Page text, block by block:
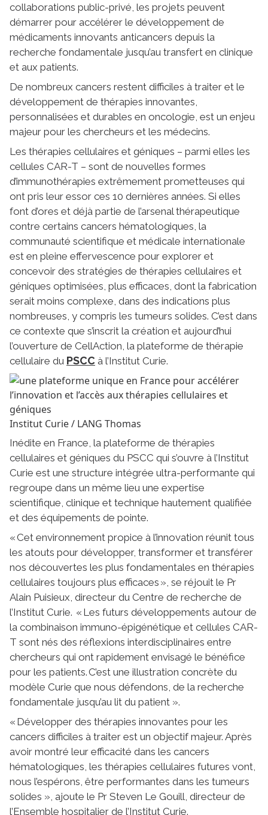
collaborations public-privé, les projets peuvent
démarrer pour accélérer le développement de
médicaments innovants anticancers depuis la
recherche fondamentale jusqu’au transfert en clinique
et aux patients.
De nombreux cancers restent difficiles à traiter et le
développement de thérapies innovantes,
personnalisées et durables en oncologie, est un enjeu
majeur pour les chercheurs et les médecins.
Les thérapies cellulaires et géniques – parmi elles les
cellules CAR-T – sont de nouvelles formes
d’immunothérapies extrêmement prometteuses qui
ont pris leur essor ces 10 dernières années. Si elles
font d’ores et déjà partie de l’arsenal thérapeutique
contre certains cancers hématologiques, la
communauté scientifique et médicale internationale
est en pleine effervescence pour explorer et
concevoir des stratégies de thérapies cellulaires et
géniques optimisées, plus efficaces, dont la fabrication
serait moins complexe, dans des indications plus
nombreuses, y compris les tumeurs solides. C’est dans
ce contexte que s’inscrit la création et aujourd’hui
l’ouverture de CellAction, la plateforme de thérapie
cellulaire du PSCC à l’Institut Curie.
Institut Curie / LANG Thomas
Inédite en France, la plateforme de thérapies
cellulaires et géniques du PSCC qui s’ouvre à l’Institut
Curie est une structure intégrée ultra-performante qui
regroupe dans un même lieu une expertise
scientifique, clinique et technique hautement qualifiée
et des équipements de pointe.
« Cet environnement propice à l’innovation réunit tous
les atouts pour développer, transformer et transférer
nos découvertes les plus fondamentales en thérapies
cellulaires toujours plus efficaces », se réjouit le Pr
Alain Puisieux, directeur du Centre de recherche de
l’Institut Curie. « Les futurs développements autour de
la combinaison immuno-épigénétique et cellules CAR-
T sont nés des réflexions interdisciplinaires entre
chercheurs qui ont rapidement envisagé le bénéfice
pour les patients. C’est une illustration concrète du
modèle Curie que nous défendons, de la recherche
fondamentale jusqu’au lit du patient ».
« Développer des thérapies innovantes pour les
cancers difficiles à traiter est un objectif majeur. Après
avoir montré leur efficacité dans les cancers
hématologiques, les thérapies cellulaires futures vont,
nous l’espérons, être performantes dans les tumeurs
solides », ajoute le Pr Steven Le Gouill, directeur de
l’Ensemble hospitalier de l’Institut Curie.